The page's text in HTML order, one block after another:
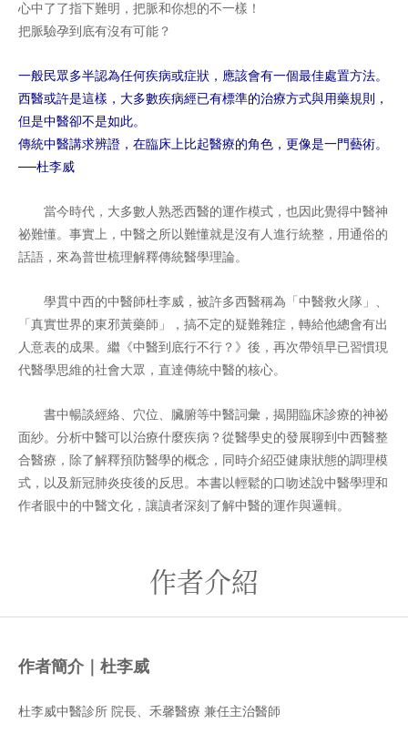
心中了了指下難明，把脈和你想的不一樣！
把脈驗孕到底有沒有可能？
一般民眾多半認為任何疾病或症狀，應該會有一個最佳處置方法。
西醫或許是這樣，大多數疾病經已有標準的治療方式與用藥規則，
但是中醫卻不是如此。
傳統中醫講求辨證，在臨床上比起醫療的角色，更像是一門藝術。
──杜李威
當今時代，大多數人熟悉西醫的運作模式，也因此覺得中醫神
祕難懂。事實上，中醫之所以難懂就是沒有人進行統整，用通俗的
話語，來為普世梳理解釋傳統醫學理論。
學貫中西的中醫師杜李威，被許多西醫稱為「中醫救火隊」、
「真實世界的東邪黃藥師」，搞不定的疑難雜症，轉給他總會有出
人意表的成果。繼《中醫到底行不行？》後，再次帶領早已習慣現
代醫學思維的社會大眾，直達傳統中醫的核心。
書中暢談經絡、穴位、臟腑等中醫詞彙，揭開臨床診療的神祕
面紗。分析中醫可以治療什麼疾病？從醫學史的發展聊到中西醫整
合醫療，除了解釋預防醫學的概念，同時介紹亞健康狀態的調理模
式，以及新冠肺炎疫後的反思。本書以輕鬆的口吻述說中醫學理和
作者眼中的中醫文化，讓讀者深刻了解中醫的運作與邏輯。
作者介紹
作者簡介｜杜李威
杜李威中醫診所 院長、禾馨醫療 兼任主治醫師